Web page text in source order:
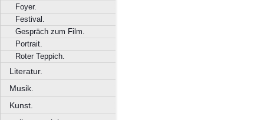
Foyer.
Festival.
Gespräch zum Film.
Portrait.
Roter Teppich.
Literatur.
Musik.
Kunst.